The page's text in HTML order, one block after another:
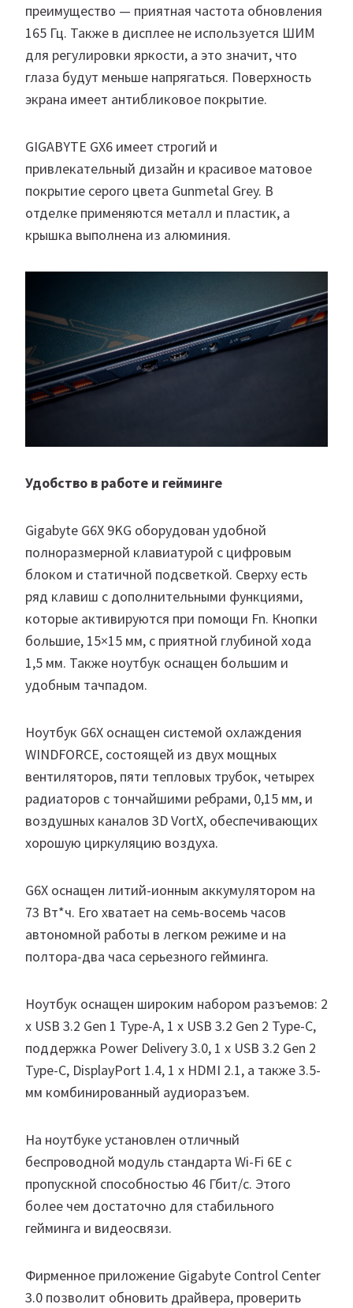
преимущество — приятная частота обновления
165 Гц. Также в дисплее не используется ШИМ
для регулировки яркости, а это значит, что
глаза будут меньше напрягаться. Поверхность
экрана имеет антибликовое покрытие.
GIGABYTE GX6 имеет строгий и
привлекательный дизайн и красивое матовое
покрытие серого цвета Gunmetal Grey. В
отделке применяются металл и пластик, а
крышка выполнена из алюминия.
Удобство в работе и гейминге
Gigabyte G6X 9KG оборудован удобной
полноразмерной клавиатурой с цифровым
блоком и статичной подсветкой. Сверху есть
ряд клавиш с дополнительными функциями,
которые активируются при помощи Fn. Кнопки
большие, 15×15 мм, с приятной глубиной хода
1,5 мм. Также ноутбук оснащен большим и
удобным тачпадом.
Ноутбук G6X оснащен системой охлаждения
WINDFORCE, состоящей из двух мощных
вентиляторов, пяти тепловых трубок, четырех
радиаторов с тончайшими ребрами, 0,15 мм, и
воздушных каналов 3D VortX, обеспечивающих
хорошую циркуляцию воздуха.
G6X оснащен литий-ионным аккумулятором на
73 Вт*ч. Его хватает на семь-восемь часов
автономной работы в легком режиме и на
полтора-два часа серьезного гейминга.
Ноутбук оснащен широким набором разъемов: 2
x USB 3.2 Gen 1 Type-A, 1 x USB 3.2 Gen 2 Type-C,
поддержка Power Delivery 3.0, 1 x USB 3.2 Gen 2
Type-C, DisplayPort 1.4, 1 x HDMI 2.1, а также 3.5-
мм комбинированный аудиоразъем.
На ноутбуке установлен отличный
беспроводной модуль стандарта Wi-Fi 6E с
пропускной способностью 46 Гбит/с. Этого
более чем достаточно для стабильного
гейминга и видеосвязи.
Фирменное приложение Gigabyte Control Center
3.0 позволит обновить драйвера, проверить